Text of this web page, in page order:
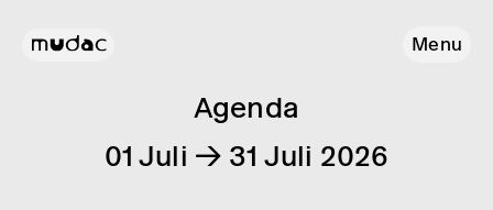
Menu
Agenda
01 Juli → 31 Juli 2026